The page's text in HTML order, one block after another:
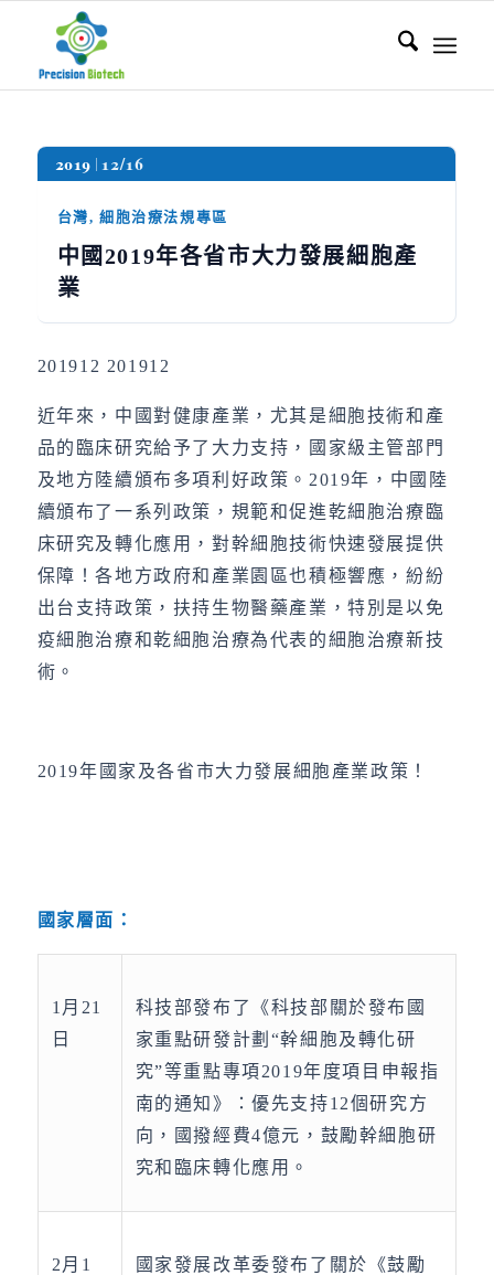
2019 12/16
台灣, 細胞治療法規專區
中國2019年各省市大力發展細胞產
業
201912 201912
近年來，中國對健康產業，尤其是細胞技術和產
品的臨床研究給予了大力支持，國家級主管部門
及地方陸續頒布多項利好政策。2019年，中國陸
續頒布了一系列政策，規範和促進乾細胞治療臨
床研究及轉化應用，對幹細胞技術快速發展提供
保障！各地方政府和產業園區也積極響應，紛紛
出台支持政策，扶持生物醫藥產業，特別是以免
疫細胞治療和乾細胞治療為代表的細胞治療新技
術。
2019年國家及各省市大力發展細胞產業政策！
國家層面：
1月21
日
科技部發布了《科技部關於發布國
家重點研發計劃“幹細胞及轉化研
究”等重點專項2019年度項目申報指
南的通知》：優先支持12個研究方
向，國撥經費4億元，鼓勵幹細胞研
究和臨床轉化應用。
2月1
國家發展改革委發布了關於《鼓勵